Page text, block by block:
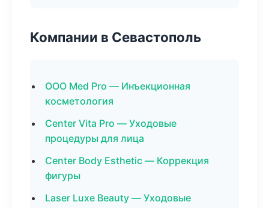
Компании в Севастополь
ООО Med Pro — Инъекционная
косметология
Center Vita Pro — Уходовые
процедуры для лица
Center Body Esthetic — Коррекция
фигуры
Laser Luxe Beauty — Уходовые